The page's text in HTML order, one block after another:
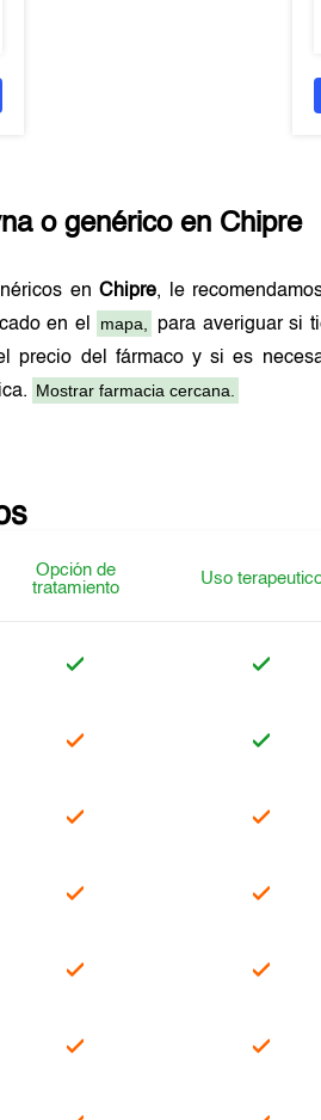
o genérico en Chipre
enChipre, le
en el
mapa, para averiguar si
precio del fármaco y si es
Mostrar farmacia cercana.
Opción de
tratamiento
Uso